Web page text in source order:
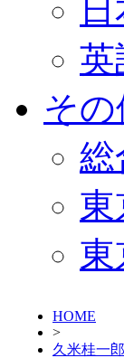
英
その
総
東
東
HOME
>
久米桂一